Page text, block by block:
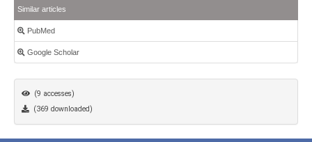
Similar articles
PubMed
Google Scholar
(9 accesses)
(369 downloaded)